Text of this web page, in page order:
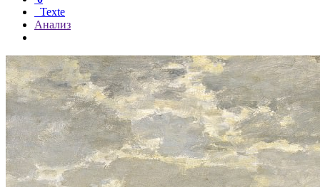
Texte
Анализ